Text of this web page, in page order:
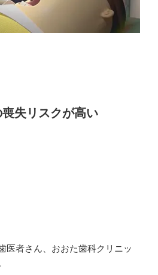
失リスクが高い
医者さん、おおた歯科クリニッ